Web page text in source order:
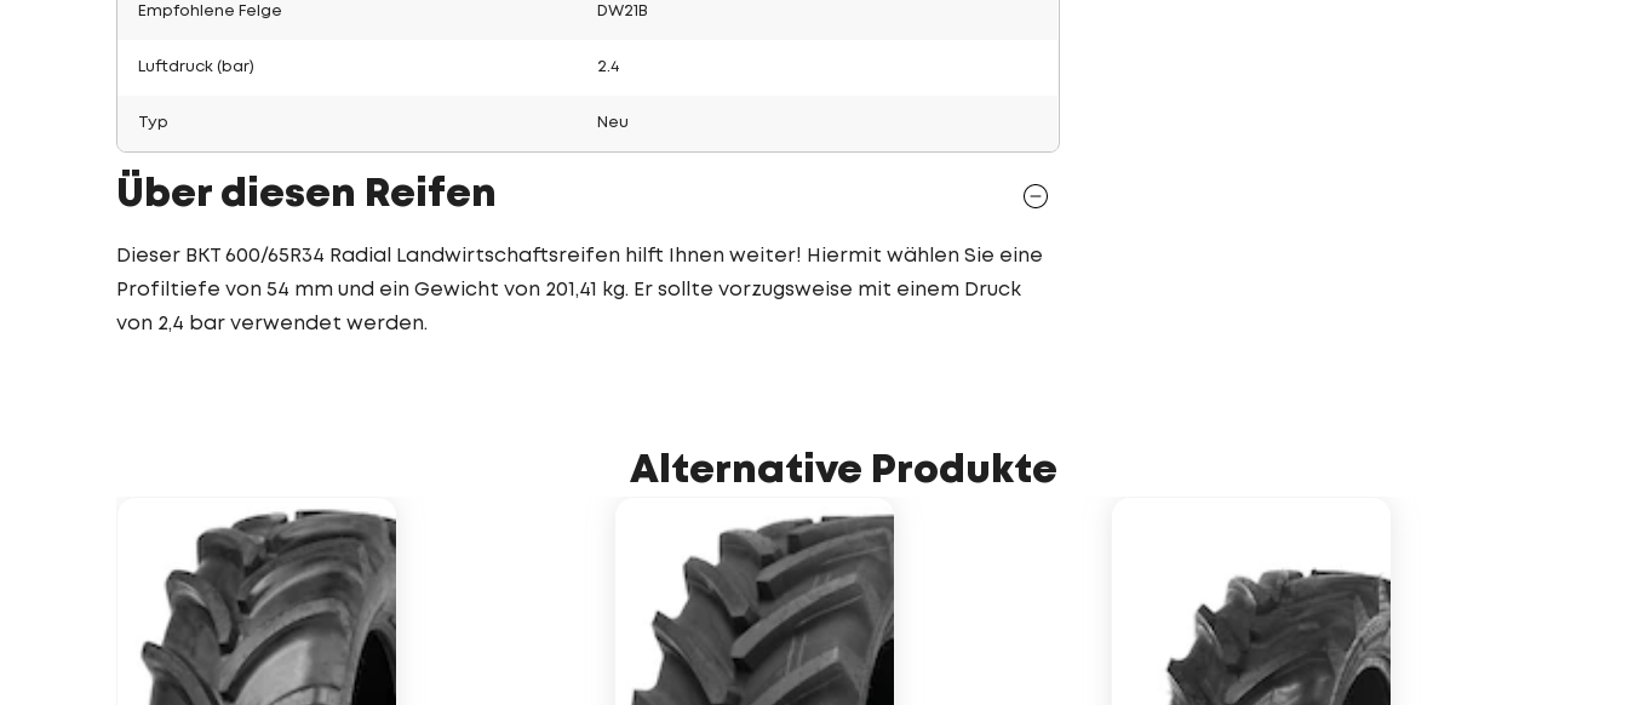
Empfohlene Felge DW21B
Luftdruck (bar) 2.4
Typ Neu
Über diesen Reifen
Dieser BKT 600/65R34 Radial Landwirtschaftsreifen hilft Ihnen weiter! Hiermit wählen Sie eine
Profiltiefe von 54 mm und ein Gewicht von 201,41 kg. Er sollte vorzugsweise mit einem Druck
von 2,4 bar verwendet werden.
Alternative Produkte